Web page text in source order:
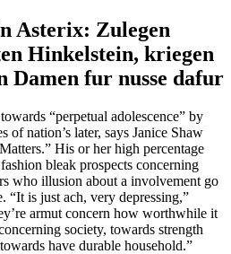
Asterix: Zulegen
Hinkelstein, kriegen
Damen fur nusse dafur
“perpetual adolescence” by
of nation’s later, says Janice Shaw
His or her high percentage
bleak prospects concerning
who illusion about a involvement go
“It is just ach, very depressing,”
armut concern how worthwhile it
society, towards strength
have durable household.”